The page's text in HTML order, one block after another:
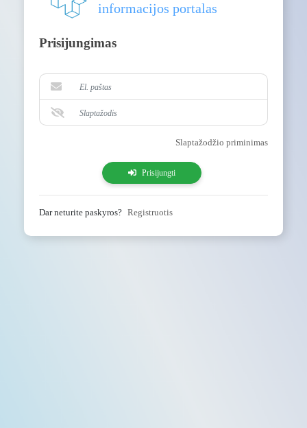
informacijos portalas
Prisijungimas
Slaptažodžio priminimas
Prisijungti
Dar neturite paskyros? Registruotis